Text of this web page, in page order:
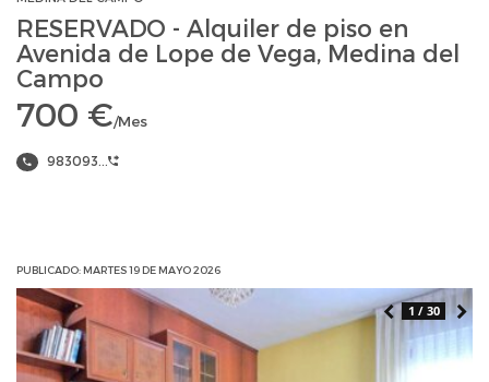
RESERVADO - Alquiler de piso en
Avenida de Lope de Vega, Medina del
Campo
700 €/Mes
983093...
PUBLICADO: MARTES 19 DE MAYO 2026
1 / 30